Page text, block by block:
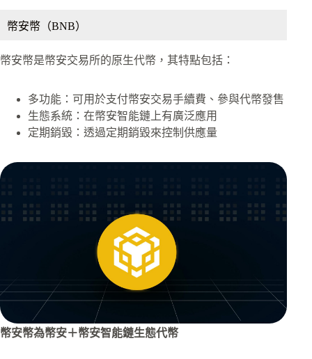
幣安幣（BNB）
幣安幣是幣安交易所的原生代幣，其特點包括：
多功能：可用於支付幣安交易手續費、參與代幣發售
生態系統：在幣安智能鏈上有廣泛應用
定期銷毀：透過定期銷毀來控制供應量
幣安幣為幣安＋幣安智能鏈生態代幣